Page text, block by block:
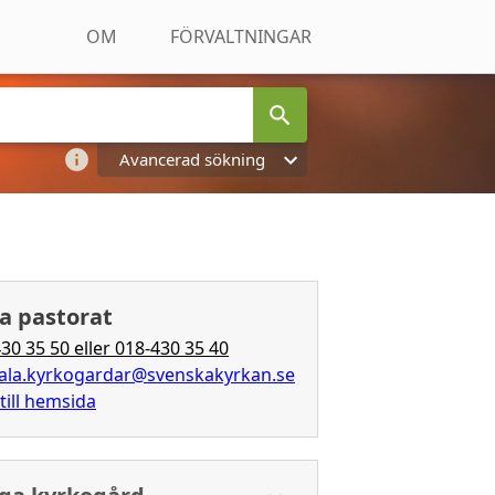
OM FÖRVALTNINGAR
Avancerad sökning
pastorat
35 50 eller 018-430 35 40
hemsida